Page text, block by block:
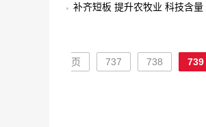
补齐短板 提升农牧业 科技含量
页
737 738 739